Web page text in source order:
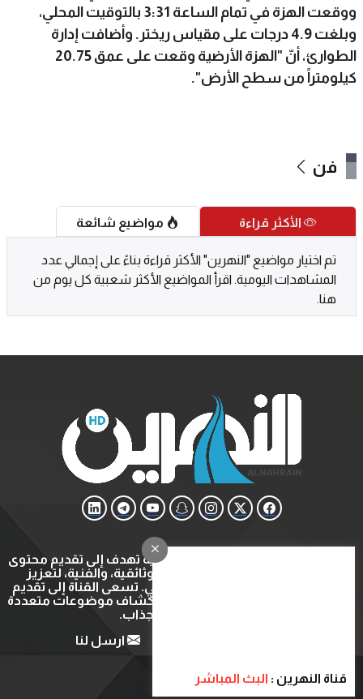
ووقعت الهزة في تمام الساعة 3:31 بالتوقيت المحلي،
وبلغت 4.9 درجات على مقياس ريختر. وأضافت إدارة
الطوارئ، أنّ "الهزة الأرضية وقعت على عمق 20.75
كيلومتراً من سطح الأرض".
فن
الأكثر قراءة
تم اختيار مواضيع "النهرين" الأكثر قراءة بناءً على إجمالي عدد
المشاهدات اليومية. اقرأ المواضيع الأكثر شعبية كل يوم من
هنا.
قناة النهرين : البث المباشر
قناة النهرين هي قناة ثقافية وتعليمية تهدف إلى تقديم محتوى
متنوع يشمل البرامج التعليمية، الوثائقية، والفنية، لتعزيز
المعرفة والتثقيف في المجتمع العربي. تسعى القناة إلى تقديم
تجربة مشاهدة ثرية ومفيدة عبر استكشاف موضوعات متعددة
بأسلوب شيق وجذاب.
ارسل لنا